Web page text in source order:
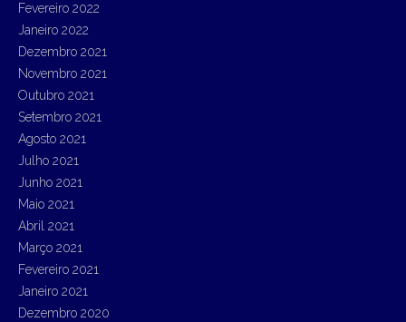
Fevereiro 2022
Janeiro 2022
Dezembro 2021
Novembro 2021
Outubro 2021
Setembro 2021
Agosto 2021
Julho 2021
Junho 2021
Maio 2021
Abril 2021
Março 2021
Fevereiro 2021
Janeiro 2021
Dezembro 2020